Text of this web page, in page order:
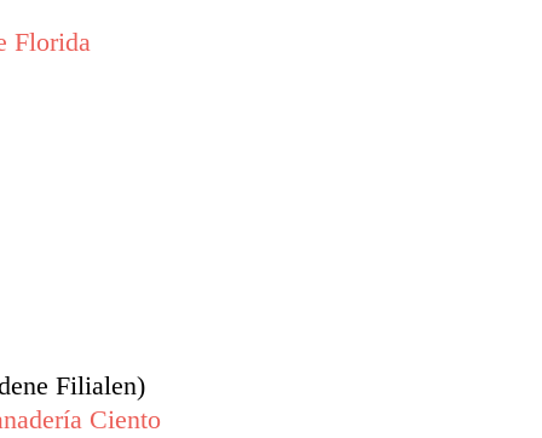
Florida
Filialen)
Ciento